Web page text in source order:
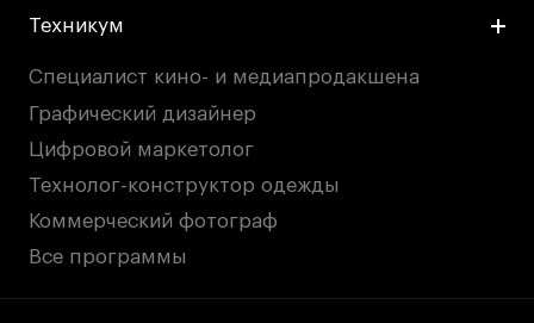
Техникум
Специалист кино- и медиапродакшена
Графический дизайнер
Цифровой маркетолог
Технолог-конструктор одежды
Коммерческий фотограф
Все программы